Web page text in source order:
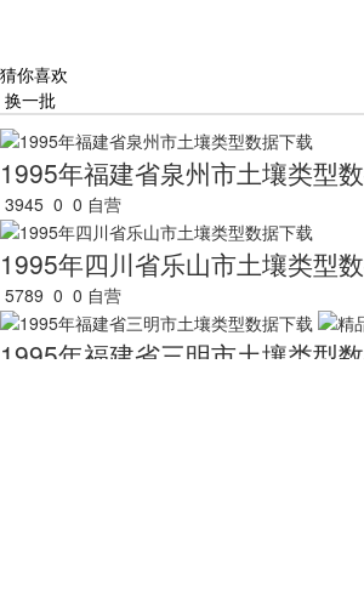
猜你喜欢
换一批
1995年福建省泉州市土壤类型
3945 0 0 自营
1995年四川省乐山市土壤类型
5789 0 0 自营
1995年福建省三明市土壤类型